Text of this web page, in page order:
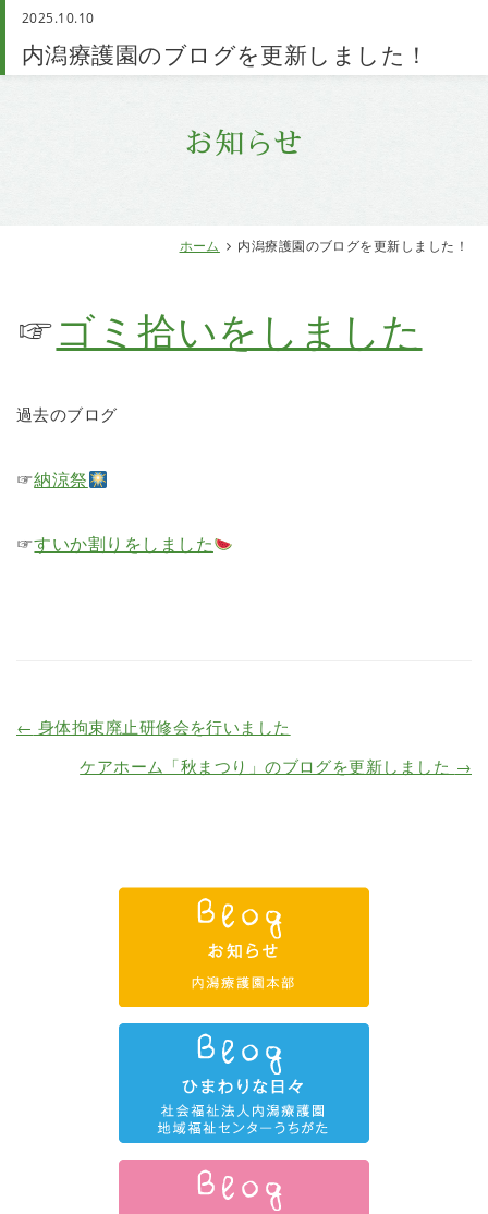
お知らせ
ホーム 内潟療護園のブログを更新しました！
2025.10.10
内潟療護園のブログを更新しました！
☞ゴミ拾いをしました
過去のブログ
☞納涼祭
☞すいか割りをしました
← 身体拘束廃止研修会を行いました
ケアホーム「秋まつり」のブログを更新しました →